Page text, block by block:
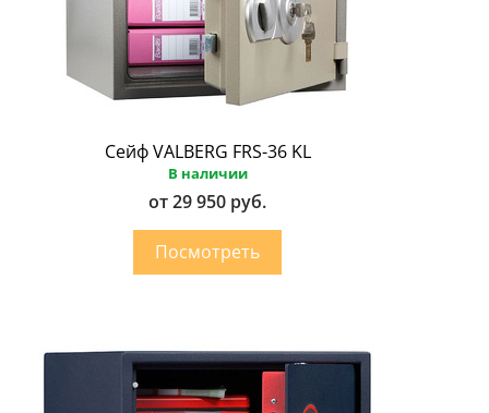
Сейф VALBERG FRS-36 KL
В наличии
от 29 950 руб.